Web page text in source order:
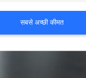
सबसे अच्छी कीमत